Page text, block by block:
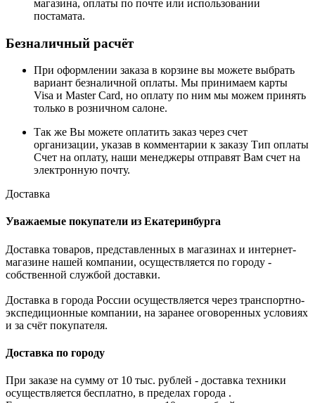
магазина, оплаты по почте или использовании
постамата.
Безналичный расчёт
При оформлении заказа в корзине вы можете выбрать
вариант безналичной оплаты. Мы принимаем карты
Visa и Master Card, но оплату по ним мы можем принять
только в розничном салоне.
Так же Вы можете оплатить заказ через счет
организации, указав в комментарии к заказу Тип оплаты
Счет на оплату, наши менеджеры отправят Вам счет на
электронную почту.
Доставка
Уважаемые покупатели из Екатеринбурга
Доставка товаров, представленных в магазинах и интернет-
магазине нашей компании, осуществляется по городу -
собственной службой доставки.
Доставка в города России осуществляется через транспортно-
экспедиционные компании, на заранее оговоренных условиях
и за счёт покупателя.
Доставка по городу
При заказе на сумму от 10 тыс. рублей - доставка техники
осуществляется бесплатно, в пределах города .